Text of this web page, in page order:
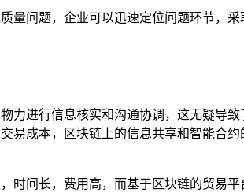
问题，企业可以迅速定位问题环节，
进行信息核实和沟通协调，这无疑导
成本，区块链上的信息共享和智能合
间长，费用高，而基于区块链的贸易